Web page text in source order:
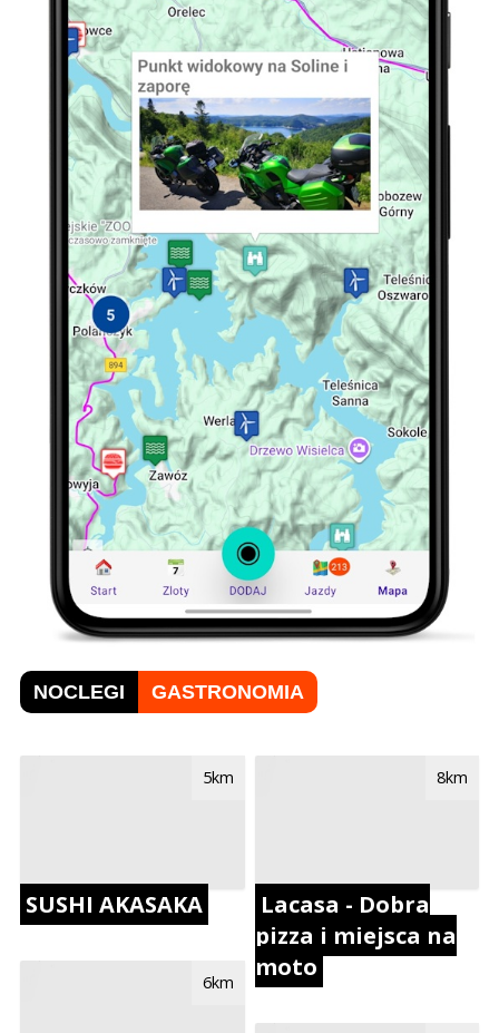
NOCLEGI GASTRONOMIA
SUSHI AKASAKA
5km
6km
Lacasa - Dobra
pizza i miejsca na
moto
8km